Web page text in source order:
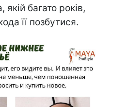
багато років,
її позбутися.